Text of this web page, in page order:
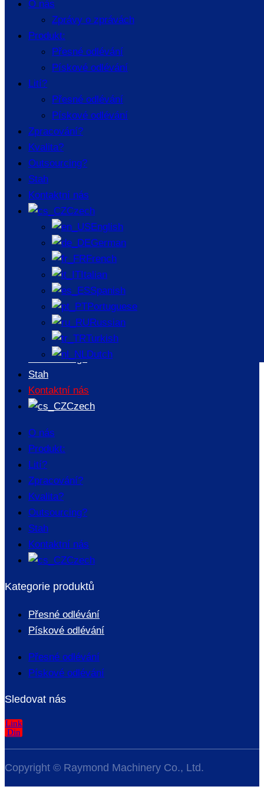
O nás
Zprávy o zprávách
Produkt:
Přesné odlévání
Pískové odlévání
Lití?
Přesné odlévání
Pískové odlévání
Zpracování?
Kvalita?
Outsourcing?
Stah
Kontaktní nás
Czech
English
German
French
Italian
Spanish
Portuguese
Russian
Turkish
Dutch
Zpráva o zprávách
Vaše důvěryhodné partnery
0574-89216028
admin@raymondmachinery.com
Taikang Road, okres Yinzhou, Ningbo,
Zhejiang.
Rychlý odkaz
O nás
Produkt:
Lití?
Zpracování?
Kvalita?
Outsourcing?
Stah
Kontaktní nás
Czech
O nás
Produkt:
Lití?
Zpracování?
Kvalita?
Outsourcing?
Stah
Kontaktní nás
Czech
Kategorie produktů
Přesné odlévání
Pískové odlévání
Přesné odlévání
Pískové odlévání
Sledovat nás
Link
Din
Copyright © Raymond Machinery Co., Ltd.